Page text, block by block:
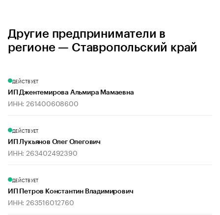
Другие предприниматели в
регионе — Ставропольский край
ДЕЙСТВУЕТ
ИП Джентемирова Альмира Мамаевна
ИНН: 261400608600
ДЕЙСТВУЕТ
ИП Лукьянов Олег Олегович
ИНН: 263402492390
ДЕЙСТВУЕТ
ИП Петров Константин Владимирович
ИНН: 263516012760